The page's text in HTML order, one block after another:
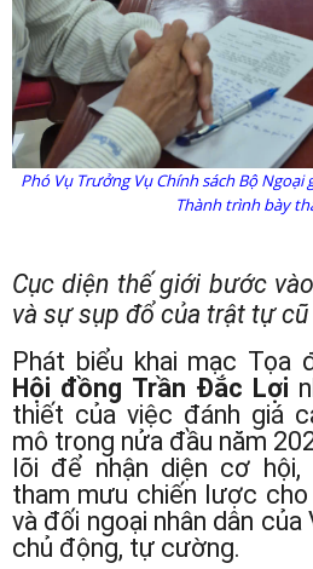
Phó Vụ Trưởng Vụ Chính sách Bộ Ngoại
Thành trình bày
Cục diện thế giới bước
và sự sụp đổ của trật tự cũ
Phát biểu khai mạc Tọa
Hội đồng Trần Đắc Lợi
thiết của việc đánh giá
mô trong nửa đầu năm
lõi để nhận diện cơ
tham mưu chiến lược
và đối ngoại nhân dân
chủ động, tự cường.